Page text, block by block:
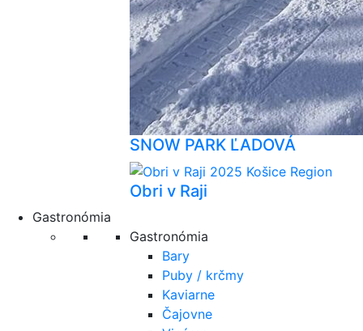
SNOW PARK ĽADOVÁ
Obri v Raji
Gastronómia
Gastronómia
Bary
Puby / krčmy
Kaviarne
Čajovne